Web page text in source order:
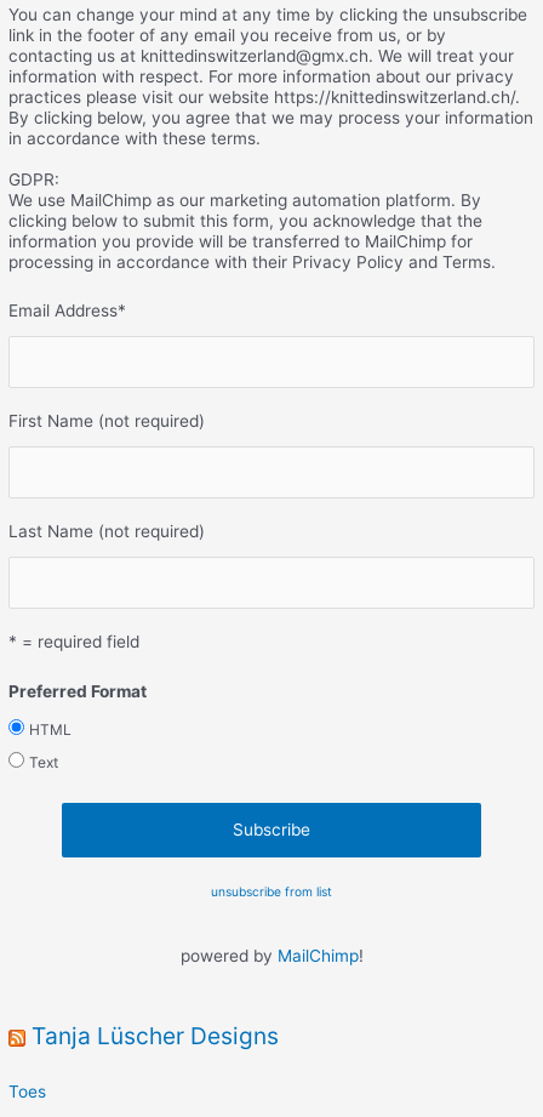
You can change your mind at any time by clicking the unsubscribe
link in the footer of any email you receive from us, or by
contacting us at knittedinswitzerland@gmx.ch. We will treat your
information with respect. For more information about our privacy
practices please visit our website https://knittedinswitzerland.ch/.
By clicking below, you agree that we may process your information
in accordance with these terms.
GDPR:
We use MailChimp as our marketing automation platform. By
clicking below to submit this form, you acknowledge that the
information you provide will be transferred to MailChimp for
processing in accordance with their Privacy Policy and Terms.
Email Address*
First Name (not required)
Last Name (not required)
* = required field
Preferred Format
HTML
Text
unsubscribe from list
powered by MailChimp!
Tanja Lüscher Designs
Toes